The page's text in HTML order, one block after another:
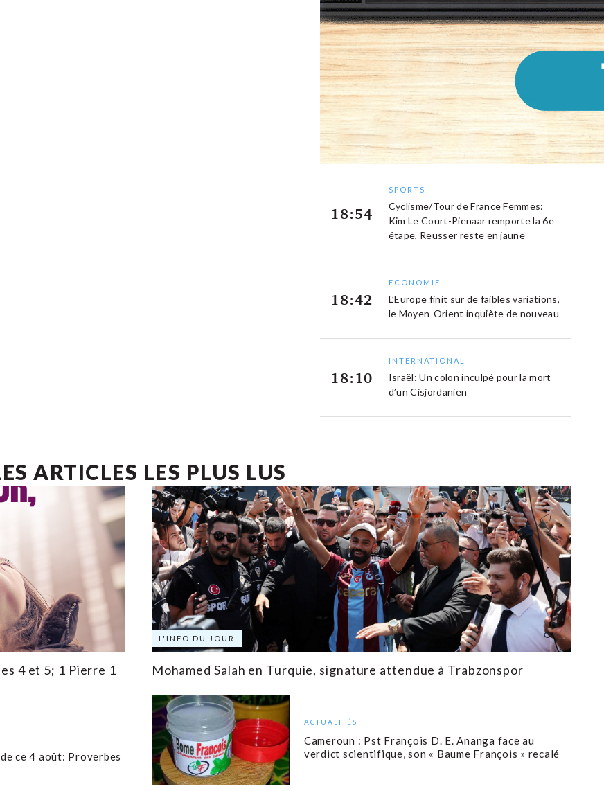
18:54
SPORTS
Cyclisme/Tour de France Femmes:
Kim Le Court-Pienaar remporte la 6e
étape, Reusser reste en jaune
18:42
ECONOMIE
L’Europe finit sur de faibles variations,
le Moyen-Orient inquiète de nouveau
18:10
INTERNATIONAL
Israël: Un colon inculpé pour la mort
d’un Cisjordanien
ARTICLES LES PLUS LUS
4 et 5; 1 Pierre 1
ce 4 août: Proverbes
L'INFO DU JOUR
Mohamed Salah en Turquie, signature attendue à Trabzonspor
ACTUALITÉS
Cameroun : Pst François D. E. Ananga face au
verdict scientifique, son « Baume François » recalé